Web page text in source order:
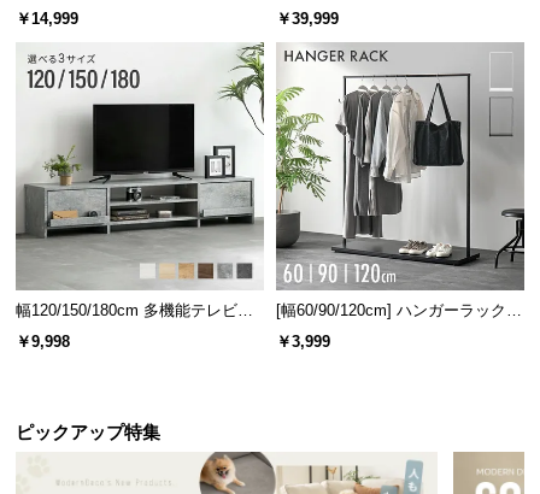
ベッド 8/12/16枚セット
￥14,999
ターテーブル 美しい格子デザイン
￥39,999
幅120/150/180cm 多機能テレビボ
ード 木目/石目調 オープン収納・
引き出し収納付き
￥9,998
[幅60/90/120cm] ハンガーラック
スチール 4段階高さ調節 サイドフ
ック オープンラック シンプル
￥3,999
ピックアップ特集